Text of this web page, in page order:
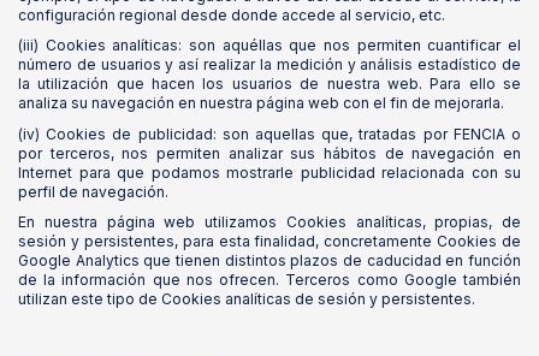
configuración regional desde donde accede al servicio, etc.
(iii) Cookies analíticas: son aquéllas que nos permiten cuantificar el
número de usuarios y así realizar la medición y análisis estadístico de
la utilización que hacen los usuarios de nuestra web. Para ello se
analiza su navegación en nuestra página web con el fin de mejorarla.
(iv) Cookies de publicidad: son aquellas que, tratadas por FENCIA o
por terceros, nos permiten analizar sus hábitos de navegación en
Internet para que podamos mostrarle publicidad relacionada con su
perfil de navegación.
En nuestra página web utilizamos Cookies analíticas, propias, de
sesión y persistentes, para esta finalidad, concretamente Cookies de
Google Analytics que tienen distintos plazos de caducidad en función
de la información que nos ofrecen. Terceros como Google también
utilizan este tipo de Cookies analíticas de sesión y persistentes.